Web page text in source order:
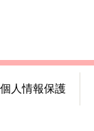
個人情報保護